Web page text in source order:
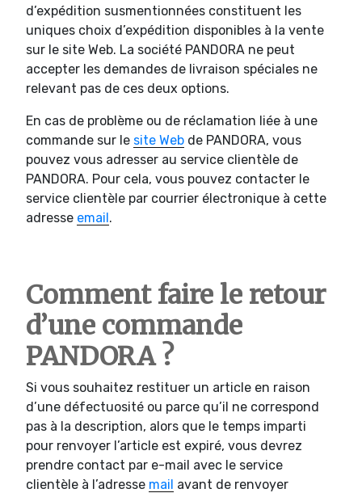
d’expédition susmentionnées constituent les
uniques choix d’expédition disponibles à la vente
sur le site Web. La société PANDORA ne peut
accepter les demandes de livraison spéciales ne
relevant pas de ces deux options.
En cas de problème ou de réclamation liée à une
commande sur le site Web de PANDORA, vous
pouvez vous adresser au service clientèle de
PANDORA. Pour cela, vous pouvez contacter le
service clientèle par courrier électronique à cette
adresse email.
Comment faire le retour
d’une commande
PANDORA ?
Si vous souhaitez restituer un article en raison
d’une défectuosité ou parce qu’il ne correspond
pas à la description, alors que le temps imparti
pour renvoyer l’article est expiré, vous devrez
prendre contact par e-mail avec le service
clientèle à l’adresse mail avant de renvoyer